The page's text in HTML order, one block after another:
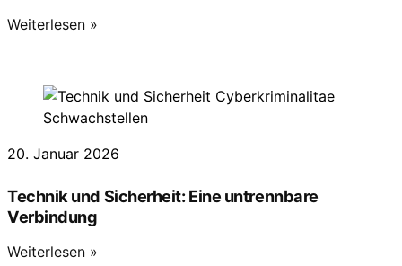
Weiterlesen »
20. Januar 2026
Technik und Sicherheit: Eine untrennbare
Verbindung
Weiterlesen »